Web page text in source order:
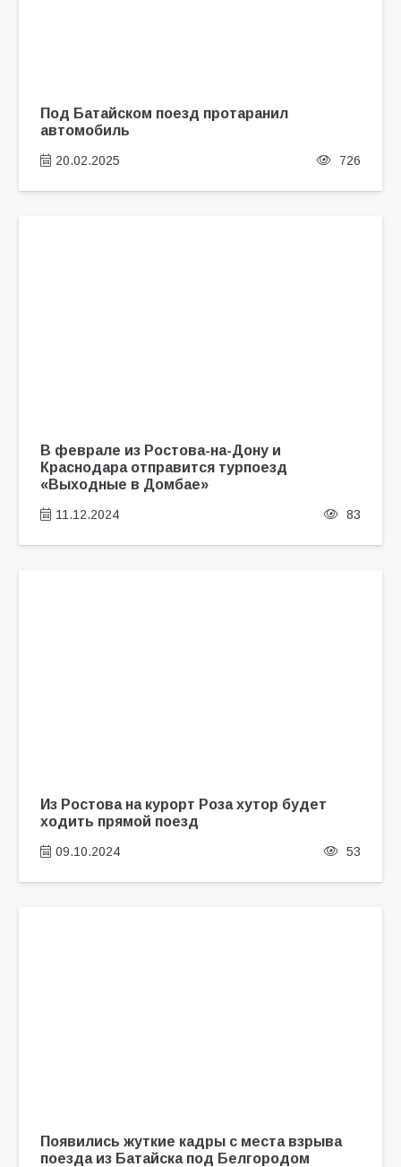
Под Батайском поезд протаранил
автомобиль
20.02.2025 726
В феврале из Ростова-на-Дону и
Краснодара отправится турпоезд
«Выходные в Домбае»
11.12.2024 83
Из Ростова на курорт Роза хутор будет
ходить прямой поезд
09.10.2024 53
Появились жуткие кадры с места взрыва
поезда из Батайска под Белгородом